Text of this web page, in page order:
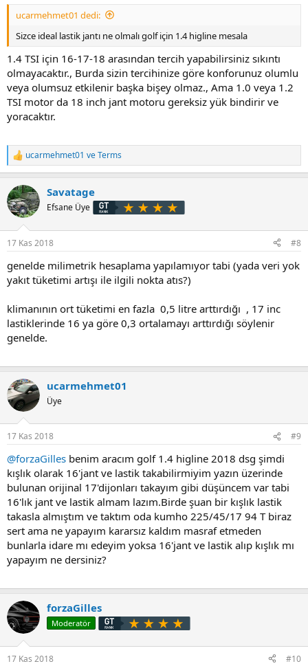
ucarmehmet01 dedi:
Sizce ideal lastik jantı ne olmalı golf için 1.4 higline mesala
1.4 TSI için 16-17-18 arasından tercih yapabilirsiniz sıkıntı
olmayacaktır., Burda sizin tercihinize göre konforunuz olumlu
veya olumsuz etkilenir başka bişey olmaz., Ama 1.0 veya 1.2
TSI motor da 18 inch jant motoru gereksiz yük bindirir ve
yoracaktır.
T
e
k
i
l
:
ucarmehmet01 veTerms
Savatage
Efsane Üye
17 Kas 2018 #8
genelde milimetrik hesaplama yapılamıyor tabi (yada veri yok
yakıt tüketimi artışı ile ilgili nokta atıs?)
klimanının ort tüketimi en fazla 0,5 litre arttırdığı , 17 inc
lastiklerinde 16 ya göre 0,3 ortalamayı arttırdığı söylenir
genelde.
ucarmehmet01
Üye
17 Kas 2018 #9
@forzaGilles benim aracım golf 1.4 higline 2018 dsg şimdi
kışlık olarak 16'jant ve lastik takabilirmiyim yazın üzerinde
bulunan orijinal 17'dijonları takayım gibi düşüncem var tabi
16'lık jant ve lastik almam lazım.Birde şuan bir kışlık lastik
takasla almıştım ve taktım oda kumho 225/45/17 94 T biraz
sert ama ne yapayım kararsız kaldım masraf etmeden
bunlarla idare mı edeyim yoksa 16'jant ve lastik alıp kışlık mı
yapayım ne dersiniz?
forzaGilles
Moderatör
17 Kas 2018 #10